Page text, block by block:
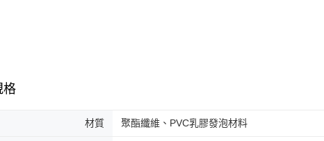
格
材質 聚酯纖維、PVC乳膠發泡材料